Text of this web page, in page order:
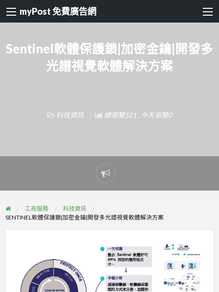
myPost 免費廣告網
Sentinel軟體保護鎖|加密金鑰|開發多
光譜視覺軟體解決方案
科技資訊 總瀏覽521 , 今天瀏覽0
Report
problem
工商服務
科技資訊
SENTINEL軟體保護鎖|加密金鑰|開發多光譜視覺軟體解決方案